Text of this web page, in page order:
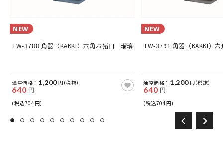
NEW
TW-3788 角器（KAKKI）六角お猪口 瑠璃
通常価格：1,200円(税抜)
640 円
(税込704円)
NEW
TW-3791 角器（KAKKI）
通常価格：1,200円(税抜)
640 円
(税込704円)